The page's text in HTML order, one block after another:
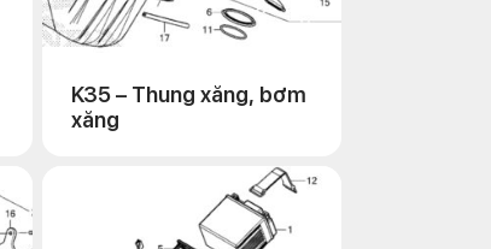
K35 – Thung xăng, bơm
xăng